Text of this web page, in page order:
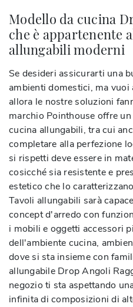
Modello da cucina
che è appartenente
allungabili moderni
Se desideri assicurarti una
ambienti domestici, ma
allora le nostre soluzioni
marchio Pointhouse offre
cucina allungabili, tra cui
completare alla perfezione
si rispetti deve essere in
cosicché sia resistente e
estetico che lo
Tavoli allungabili sarà
concept d'arredo con
i mobili e oggetti accessori
dell'ambiente cucina,
dove si sta insieme con
allungabile Drop Angoli
negozio ti sta aspettando
infinita di composizioni di